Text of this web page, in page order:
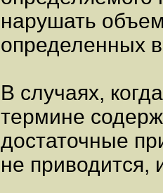
нарушать
определенных
В случаях,
термине
достаточные
не приводится,